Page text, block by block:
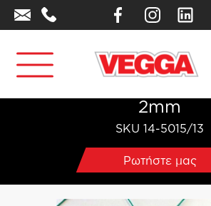
Αρχική σελίδα Επαγγελματικός Αθλητικός
Δίχτυ Οροφής
2mm
SKU 14-5015/13
Ρωτήστε μας